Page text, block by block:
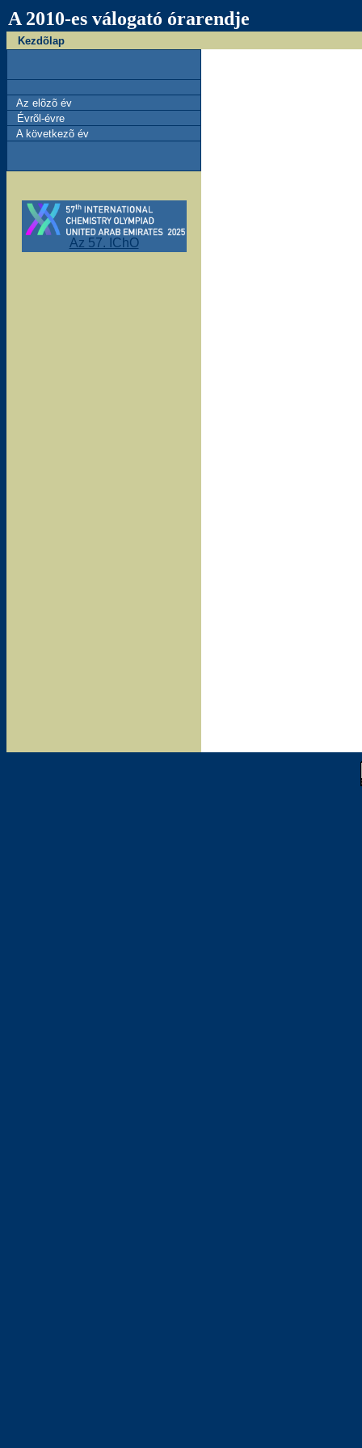
A 2010-es válogató órarendje
Kezdõlap
Az elõzõ év
Évrõl-évre
A következõ év
Az 57. IChO